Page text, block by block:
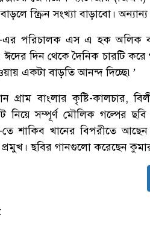
স্ক্রিন সংখ্যা বাড়াবো।
এর পরিচালক এস এ হক অলিক
ঈদের দিন থেকে দৈনিক চারটি
একটা বাড়তি আনন্দ দিচ্ছে৷’
গ্রাম বাংলার কৃষ্টি-কালচার,
নিয়ে সম্পূর্ণ মৌলিক
তে শাকিব খানের বিপরীতে
ছবির গানগুলো করেছেন